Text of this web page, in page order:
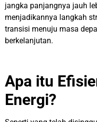
jangka panjangnya jauh
menjadikannya langkah
transisi menuju masa
berkelanjutan.
Apa itu
Energi?